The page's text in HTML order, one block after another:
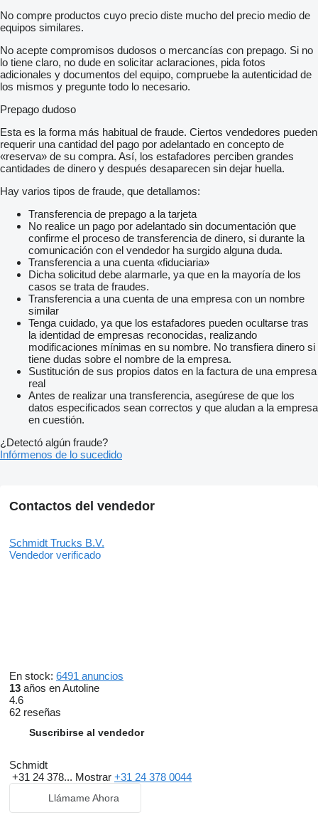
No compre productos cuyo precio diste mucho del precio medio de
equipos similares.
No acepte compromisos dudosos o mercancías con prepago. Si no
lo tiene claro, no dude en solicitar aclaraciones, pida fotos
adicionales y documentos del equipo, compruebe la autenticidad de
los mismos y pregunte todo lo necesario.
Prepago dudoso
Esta es la forma más habitual de fraude. Ciertos vendedores pueden
requerir una cantidad del pago por adelantado en concepto de
«reserva» de su compra. Así, los estafadores perciben grandes
cantidades de dinero y después desaparecen sin dejar huella.
Hay varios tipos de fraude, que detallamos:
Transferencia de prepago a la tarjeta
No realice un pago por adelantado sin documentación que
confirme el proceso de transferencia de dinero, si durante la
comunicación con el vendedor ha surgido alguna duda.
Transferencia a una cuenta «fiduciaria»
Dicha solicitud debe alarmarle, ya que en la mayoría de los
casos se trata de fraudes.
Transferencia a una cuenta de una empresa con un nombre
similar
Tenga cuidado, ya que los estafadores pueden ocultarse tras
la identidad de empresas reconocidas, realizando
modificaciones mínimas en su nombre. No transfiera dinero si
tiene dudas sobre el nombre de la empresa.
Sustitución de sus propios datos en la factura de una empresa
real
Antes de realizar una transferencia, asegúrese de que los
datos especificados sean correctos y que aludan a la empresa
en cuestión.
¿Detectó algún fraude?
Infórmenos de lo sucedido
Contactos del vendedor
Schmidt Trucks B.V.
Vendedor verificado
En stock: 6491 anuncios
13 años en Autoline
4.6
62 reseñas
Suscribirse al vendedor
Schmidt
+31 24 378... Mostrar +31 24 378 0044
Llámame Ahora